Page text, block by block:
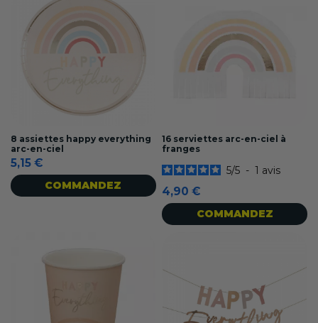
8 assiettes happy everything
arc-en-ciel
5,15 €
COMMANDEZ
16 serviettes arc-en-ciel à
franges
5/5 - 1 avis
4,90 €
COMMANDEZ